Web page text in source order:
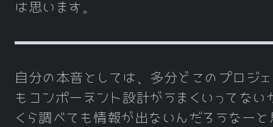
は思います。
自分の本音としては、多分どこのプロジェ
もコンポーネント設計がうまくいってない
くら調べても情報が出ないんだろうなーと